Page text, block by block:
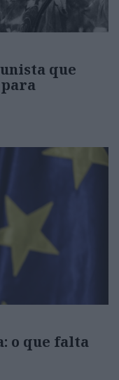
que
o que falta